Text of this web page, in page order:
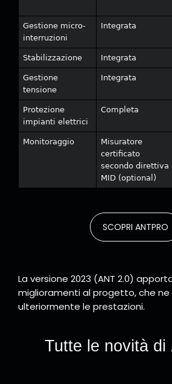
Gestione micro-
interruzioni
Integrata
Stabilizzazione Integrata
Gestione
tensione
Integrata
Protezione
impianti elettrici
Completa
Monitoraggio
Misuratore
certificato
secondo direttiva
MID (optional)
SCOPRI ANTPRO
La versione 2023 (ANT 2.0)
miglioramenti al progetto, che ne
ulteriormente le prestazioni.
Tutte le novità di